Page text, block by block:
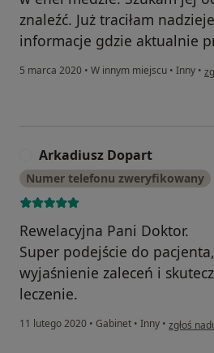
znaleźć. Już traciłam
informacje gdzie aktualnie
5 marca 2020 • W innym miejscu • Inny • w
Arkadiusz Dopart
Numer telefonu zweryfikowany
Rewelacyjna Pani Doktor.
Super podejście do
wyjaśnienie zaleceń i
leczenie.
11 lutego 2020 • Gabinet • Inny • w opinii
zgłoś